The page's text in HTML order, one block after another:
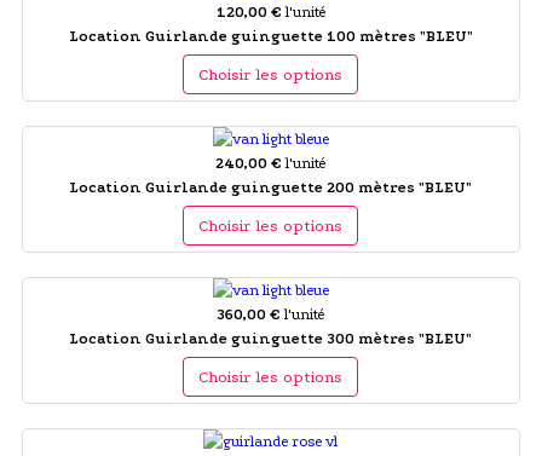
120,00 € l'unité
Location Guirlande guinguette 100 mètres "BLEU"
Choisir les options
240,00 € l'unité
Location Guirlande guinguette 200 mètres "BLEU"
Choisir les options
360,00 € l'unité
Location Guirlande guinguette 300 mètres "BLEU"
Choisir les options